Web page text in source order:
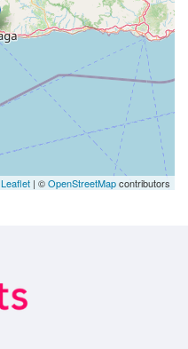
Leaflet | ©OpenStreetMapcontributors